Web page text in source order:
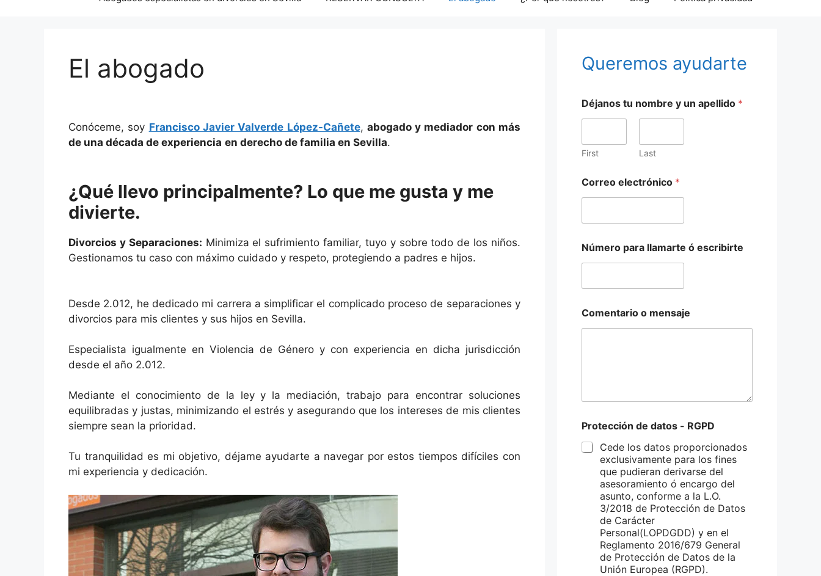
El abogado
Conóceme, soy Francisco Javier Valverde López-Cañete, abogado y mediador con más
de una década de experiencia en derecho de familia en Sevilla.
¿Qué llevo principalmente? Lo que me gusta y me
divierte.
Divorcios y Separaciones: Minimiza el sufrimiento familiar, tuyo y sobre todo de los niños.
Gestionamos tu caso con máximo cuidado y respeto, protegiendo a padres e hijos.
Desde 2.012, he dedicado mi carrera a simplificar el complicado proceso de separaciones y
divorcios para mis clientes y sus hijos en Sevilla.
Especialista igualmente en Violencia de Género y con experiencia en dicha jurisdicción
desde el año 2.012.
Mediante el conocimiento de la ley y la mediación, trabajo para encontrar soluciones
equilibradas y justas, minimizando el estrés y asegurando que los intereses de mis clientes
siempre sean la prioridad.
Tu tranquilidad es mi objetivo, déjame ayudarte a navegar por estos tiempos difíciles con
mi experiencia y dedicación.
Queremos ayudarte
Déjanos tu nombre y un apellido *
First Last
Correo electrónico *
Número para llamarte ó escribirte
Comentario o mensaje
Protección de datos - RGPD
Cede los datos proporcionados
exclusivamente para los fines
que pudieran derivarse del
asesoramiento ó encargo del
asunto, conforme a la L.O.
3/2018 de Protección de Datos
de Carácter
Personal(LOPDGDD) y en el
Reglamento 2016/679 General
de Protección de Datos de la
Unión Europea (RGPD).